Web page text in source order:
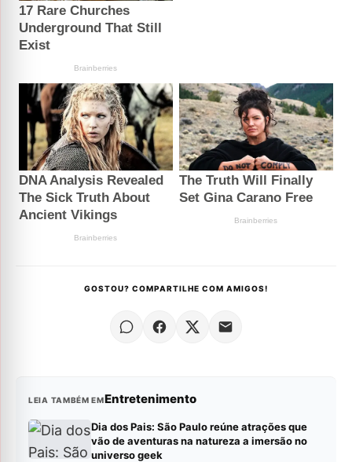
GOSTOU? COMPARTILHE COM AMIGOS!
LEIA TAMBÉM EMEntretenimento
Dia dos Pais: São Paulo reúne atrações que
vão de aventuras na natureza a imersão no
universo geek